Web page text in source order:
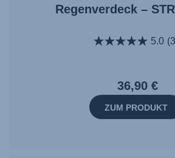
Regenverdeck –
5.0
36,90 €
ZUM PRODUKT